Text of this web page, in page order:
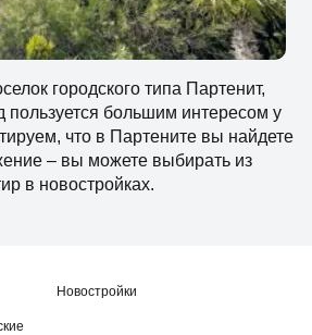
городского типа Партенит,
пользуется большим интересом у
что в Партените вы найдете
– вы можете выбирать из
в новостройках.
Новостройки